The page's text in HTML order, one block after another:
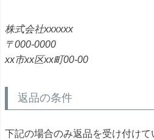
株式会社xxxxxx
000-0000
xx市xx区xx町00-00
返品の条件
下記の場合のみ返品を受け付けて